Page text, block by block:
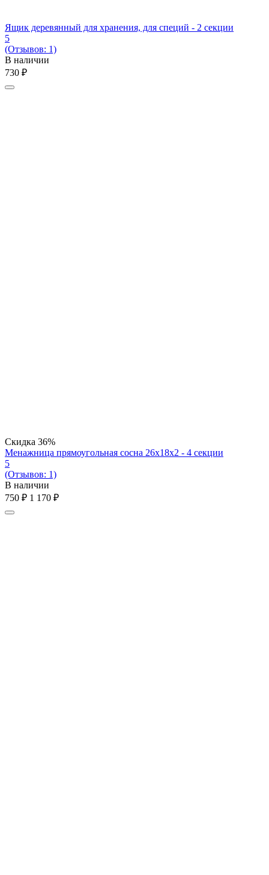
Ящик деревянный для хранения, для специй - 2 секции
5
(Отзывов: 1)
В наличии
‍730‍ ₽
Скидка 36%
Менажница прямоугольная сосна 26х18х2 - 4 секции
5
(Отзывов: 1)
В наличии
‍750‍ ₽ 1 170 ₽